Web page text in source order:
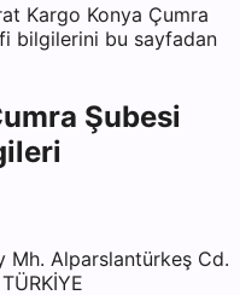
Kargo Konya Çumra
bilgilerini bu sayfadan
Şubesi
Mh. Alparslantürkeş Cd.